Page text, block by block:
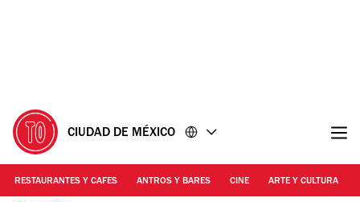
CIUDAD DE MÉXICO
RESTAURANTES Y CAFES ANTROS Y BARES CINE ARTE Y CULTURA